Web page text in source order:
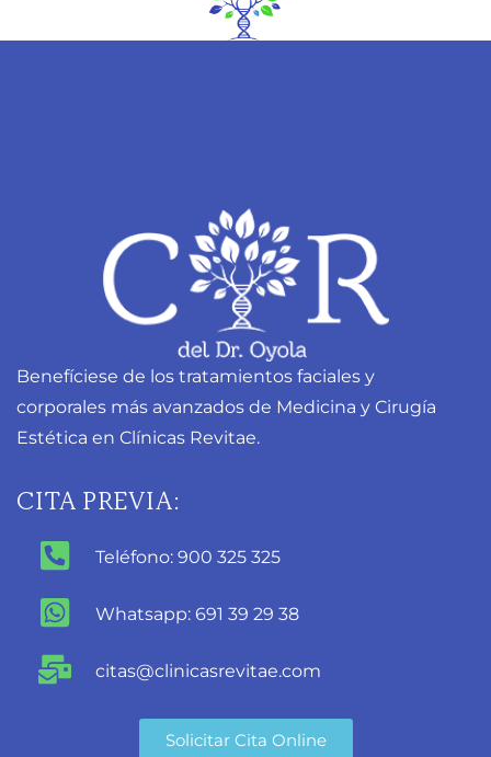
Benefíciese de los tratamientos faciales y
corporales más avanzados de Medicina y Cirugía
Estética en Clínicas Revitae.
CITA PREVIA:
Teléfono: 900 325 325
Whatsapp: 691 39 29 38
citas@clinicasrevitae.com
Solicitar Cita Online